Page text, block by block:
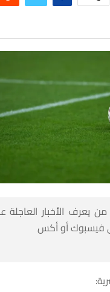
يعرف الأخبار العاجلة
فيسبوك أو أكس